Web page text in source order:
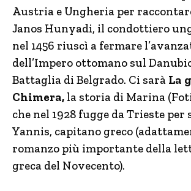
Austria e Ungheria per
Janos Hunyadi, il condottiero
nel 1456 riuscì a fermare
dell’Impero ottomano sul
Battaglia di Belgrado. Ci sarà La
Chimera, la storia di Marina
che nel 1928 fugge da Trieste per
Yannis, capitano greco
romanzo più importante della
greca del Novecento).